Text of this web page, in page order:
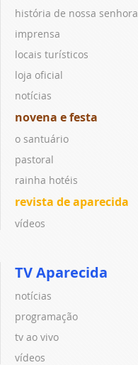
história de nossa senhora
imprensa
locais turísticos
loja oficial
notícias
novena e festa
o santuário
pastoral
rainha hotéis
revista de aparecida
vídeos
TV Aparecida
notícias
programação
tv ao vivo
vídeos